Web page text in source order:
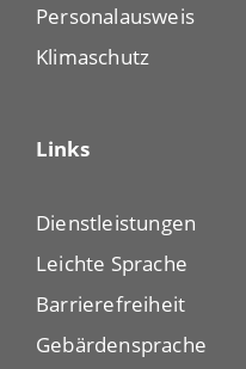
Personalausweis
Klimaschutz
Links
Dienstleistungen
Leichte Sprache
Barrierefreiheit
Gebärdensprache